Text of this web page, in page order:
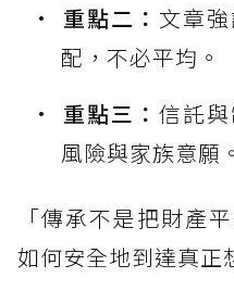
重點二： 文章
配，不必平均。
重點三：信託
風險與家族意願。
「傳承不是把財產
如何安全地到達真正